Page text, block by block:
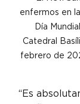
enfermos en
Día
Catedral
febrero de
“Es